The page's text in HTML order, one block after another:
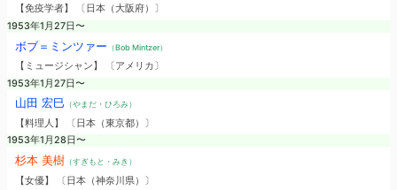
【免疫学者】 〔日本（大阪府）〕
1953年1月27日〜
ボブ＝ミンツァー （Bob Mintzer）
【ミュージシャン】 〔アメリカ〕
1953年1月27日〜
山田 宏巳 （やまだ・ひろみ）
【料理人】 〔日本（東京都）〕
1953年1月28日〜
杉本 美樹（すぎもと・みき）
【女優】 〔日本（神奈川県）〕